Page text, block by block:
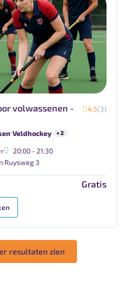
volwassenen -
4.5(3)
Veldhockey + 2
20:00 - 21:30
Ruysweg 3
Gratis
resultaten zien